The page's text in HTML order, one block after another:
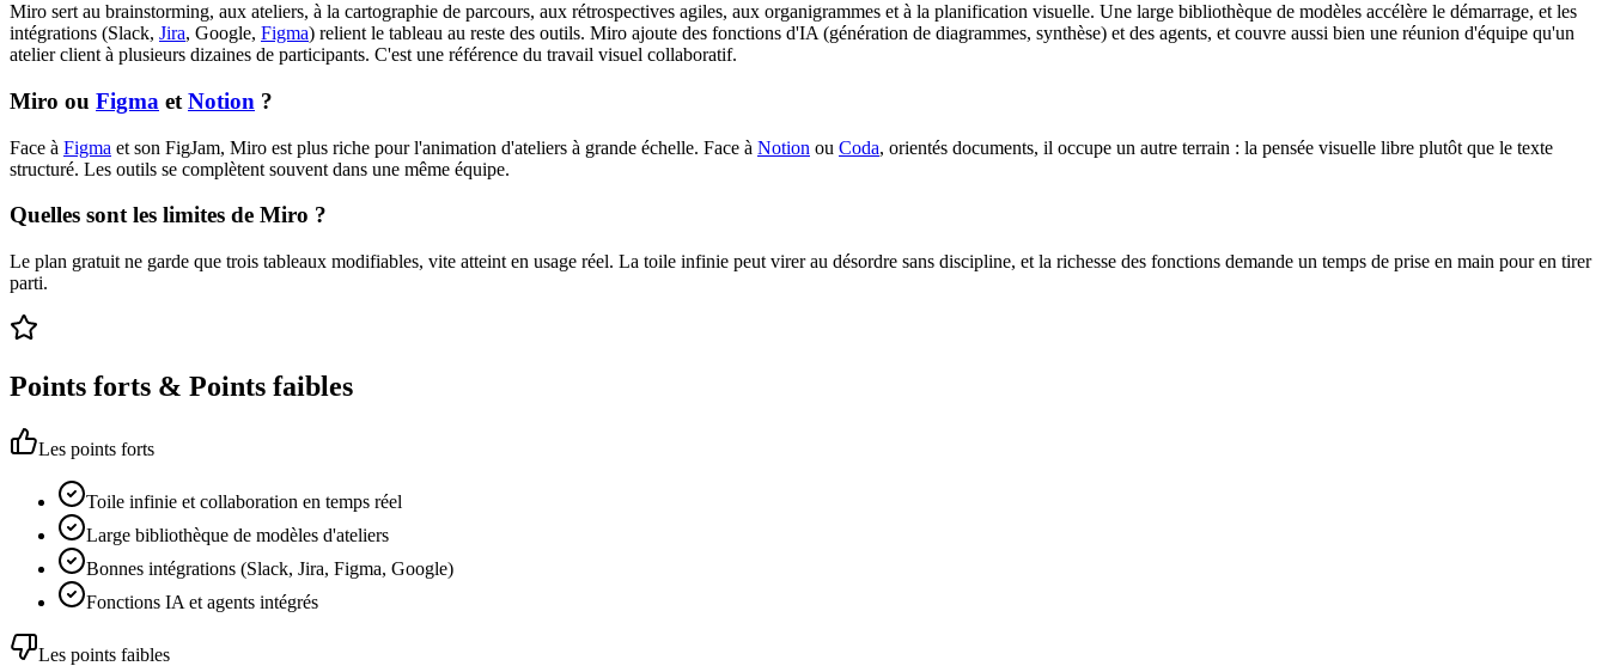
Miro sert au brainstorming, aux ateliers, à la cartographie de parcours, aux rétrospectives agiles, aux organigrammes et à la planification visuelle. Une large bibliothèque de modèles accélère le démarrage, et les
intégrations (Slack, Jira, Google, Figma) relient le tableau au reste des outils. Miro ajoute des fonctions d'IA (génération de diagrammes, synthèse) et des agents, et couvre aussi bien une réunion d'équipe qu'un
atelier client à plusieurs dizaines de participants. C'est une référence du travail visuel collaboratif.
Miro ou Figma et Notion ?
Face à Figma et son FigJam, Miro est plus riche pour l'animation d'ateliers à grande échelle. Face à Notion ou Coda, orientés documents, il occupe un autre terrain : la pensée visuelle libre plutôt que le texte
structuré. Les outils se complètent souvent dans une même équipe.
Quelles sont les limites de Miro ?
Le plan gratuit ne garde que trois tableaux modifiables, vite atteint en usage réel. La toile infinie peut virer au désordre sans discipline, et la richesse des fonctions demande un temps de prise en main pour en tirer
parti.
Points forts & Points faibles
Les points forts
Toile infinie et collaboration en temps réel
Large bibliothèque de modèles d'ateliers
Bonnes intégrations (Slack, Jira, Figma, Google)
Fonctions IA et agents intégrés
Les points faibles